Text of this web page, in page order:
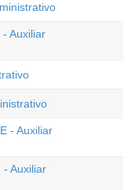
Auxiliar
- Auxiliar
- Auxiliar